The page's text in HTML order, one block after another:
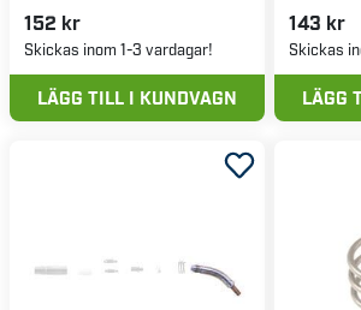
152 kr
Skickas inom 1-3 vardagar!
LÄGG TILL I KUNDVAGN
143 kr
Skickas
LÄGG